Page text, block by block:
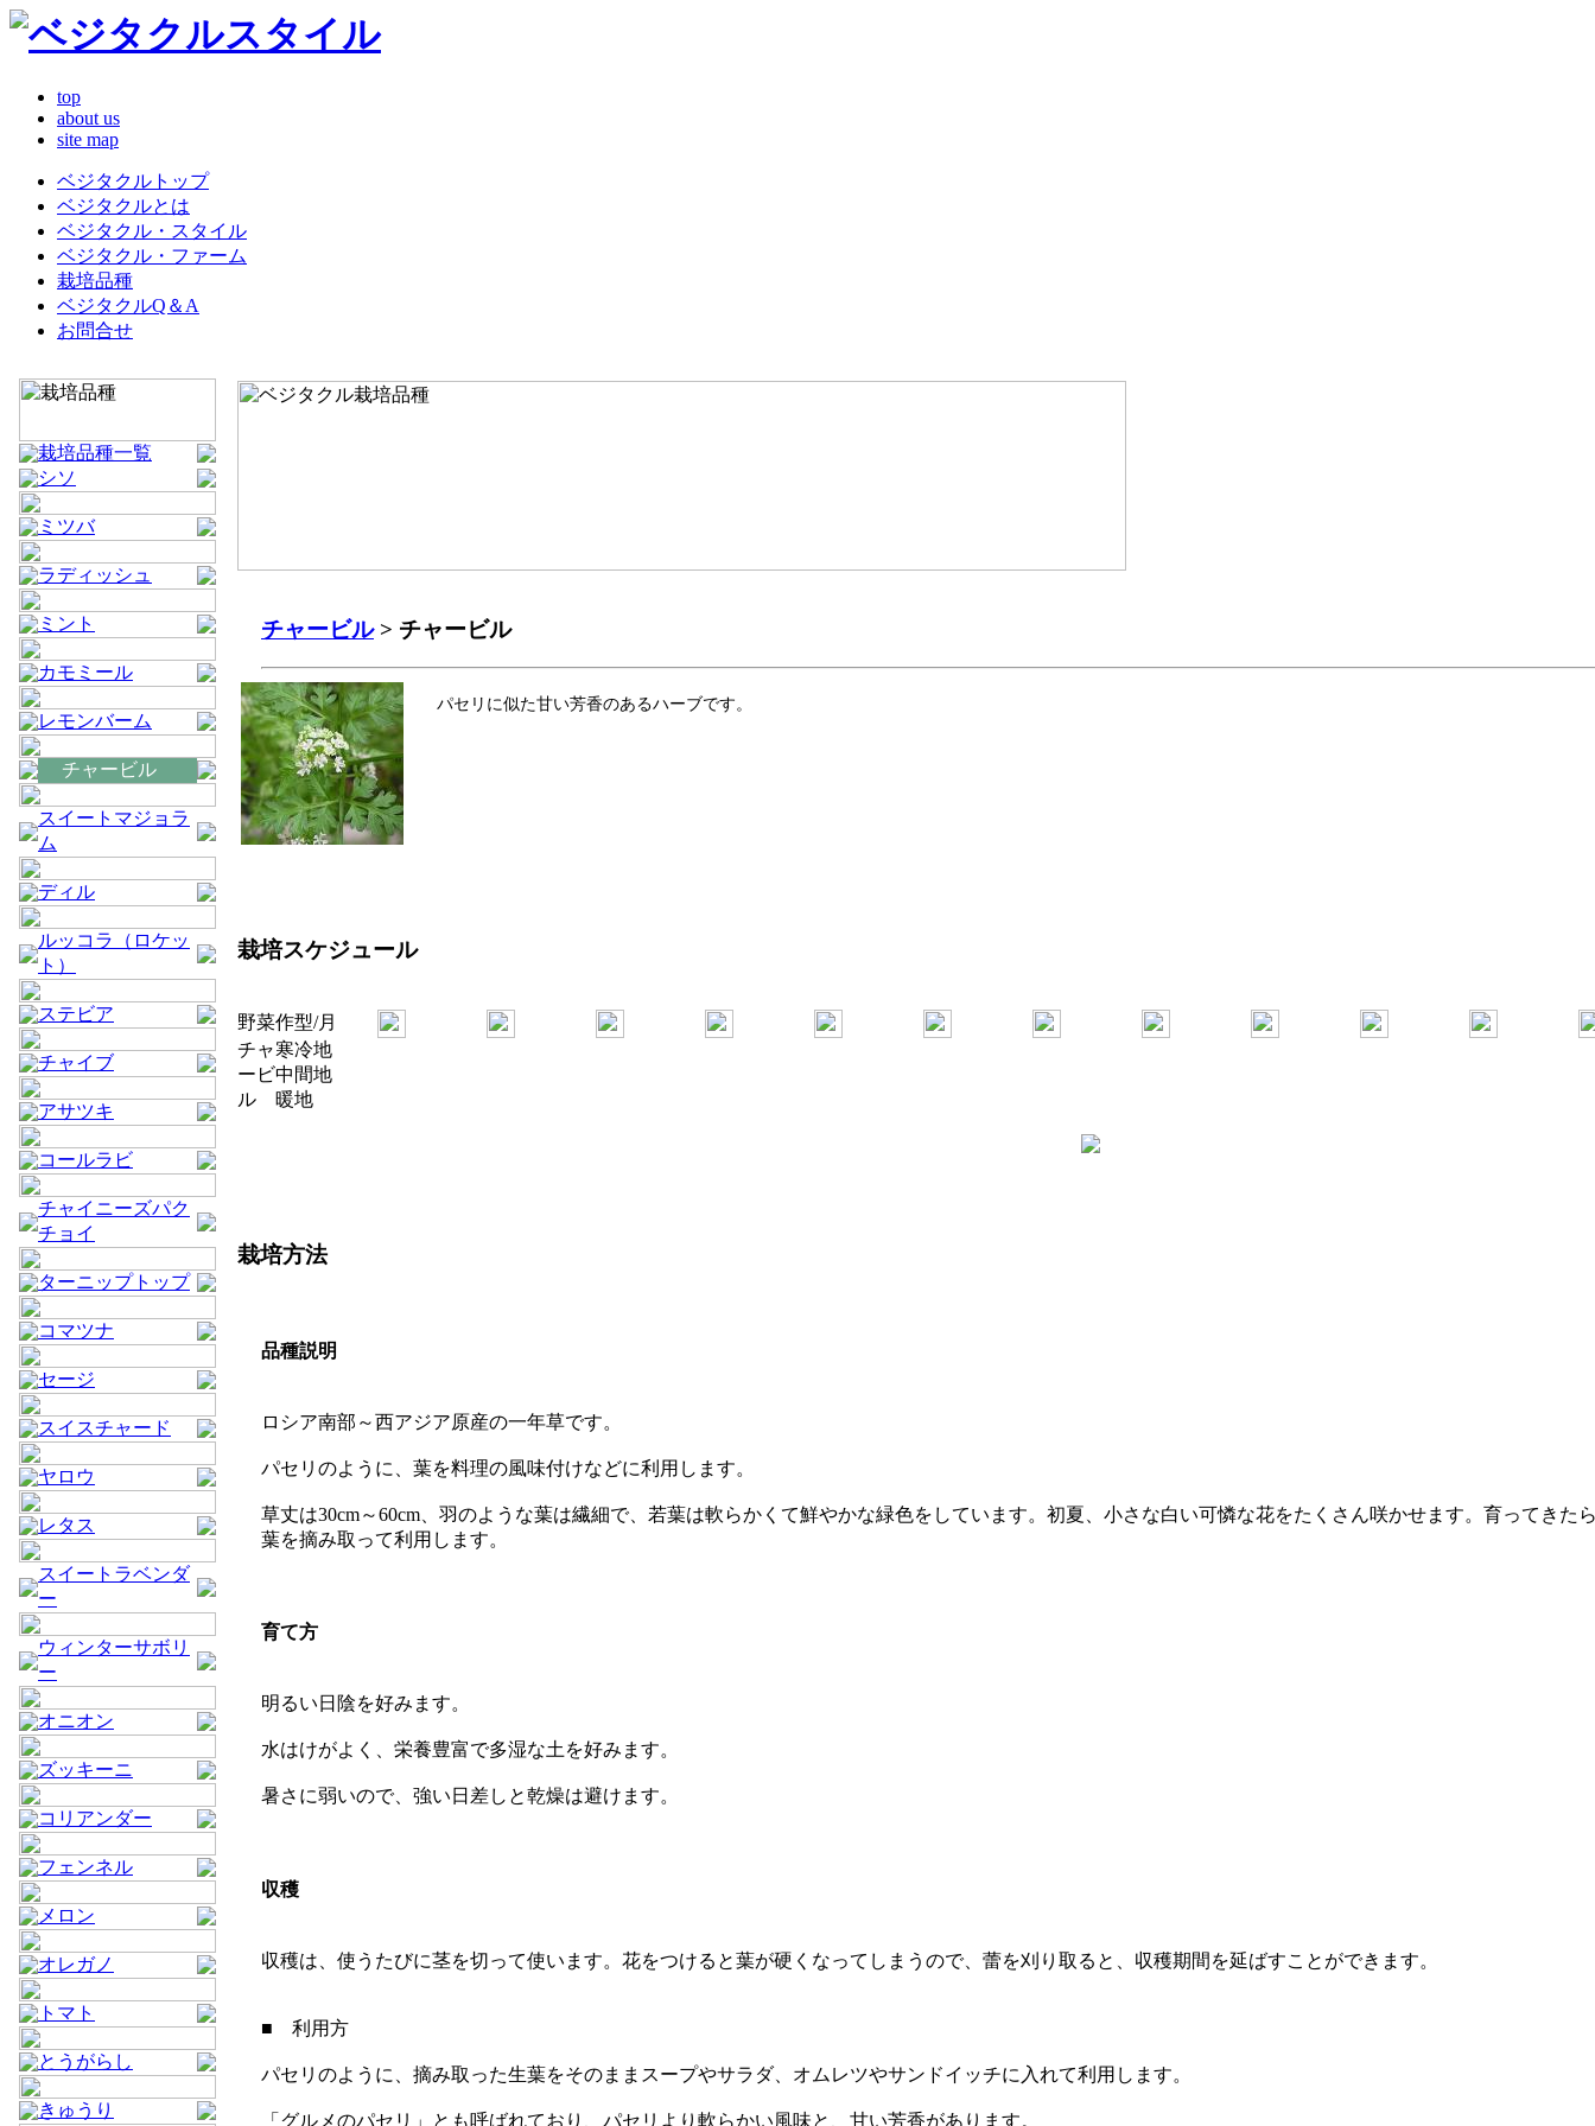
top
about us
site map
ベジタクルトップ
ベジタクルとは
ベジタクル・スタイル
ベジタクル・ファーム
栽培品種
ベジタクルQ＆A
お問合せ
栽培品種一覧
シソ
ミツバ
ラディッシュ
ミント
カモミール
レモンバーム
チャービル
スイートマジョラ
ム
ディル
ルッコラ（ロケッ
ト）
ステビア
チャイブ
アサツキ
コールラビ
チャイニーズパク
チョイ
ターニップトップ
コマツナ
セージ
スイスチャード
ヤロウ
レタス
スイートラベンダ
ー
ウィンターサボリ
ー
オニオン
ズッキーニ
コリアンダー
フェンネル
メロン
オレガノ
トマト
とうがらし
きゅうり
チャービル> チャービル
パセリに似た甘い芳香のあるハーブです。
栽培スケジュール
野菜作型/月
チャ
ービ
ル
寒冷地
中間地
暖地
栽培方法
品種説明
ロシア南部～西アジア原産の一年草です。
パセリのように、葉を料理の風味付けなどに利用します。
草丈は30cm～60cm、羽のような葉は繊細で、若葉は軟らかくて鮮やかな緑色をしています。初夏、小さな白い可憐な花をたくさん咲かせます。育ってきた
葉を摘み取って利用します。
育て方
明るい日陰を好みます。
水はけがよく、栄養豊富で多湿な土を好みます。
暑さに弱いので、強い日差しと乾燥は避けます。
収穫
収穫は、使うたびに茎を切って使います。花をつけると葉が硬くなってしまうので、蕾を刈り取ると、収穫期間を延ばすことができます。
■ 利用方
パセリのように、摘み取った生葉をそのままスープやサラダ、オムレツやサンドイッチに入れて利用します。
「グルメのパセリ」とも呼ばれており、パセリより軟らかい風味と、甘い芳香があります。